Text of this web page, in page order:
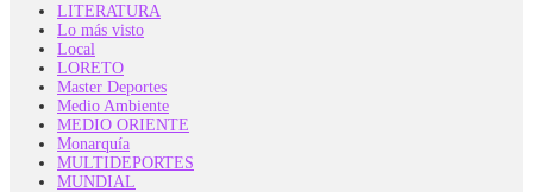
LITERATURA
Lo más visto
Local
LORETO
Master Deportes
Medio Ambiente
MEDIO ORIENTE
Monarquía
MULTIDEPORTES
MUNDIAL